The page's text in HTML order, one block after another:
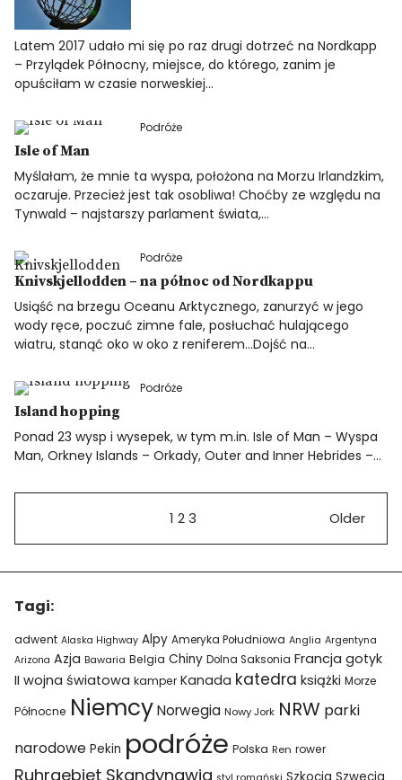
Latem 2017 udało mi się po raz drugi dotrzeć na Nordkapp
– Przylądek Północny, miejsce, do którego, zanim je
opuściłam w czasie norweskiej…
Podróże
Isle of Man
Myślałam, że mnie ta wyspa, położona na Morzu Irlandzkim,
oczaruje. Przecież jest tak osobliwa! Choćby ze względu na
Tynwald – najstarszy parlament świata,…
Podróże
Knivskjellodden – na północ od Nordkappu
Usiąść na brzegu Oceanu Arktycznego, zanurzyć w jego
wody ręce, poczuć zimne fale, posłuchać hulającego
wiatru, stanąć oko w oko z reniferem…Dojść na…
Podróże
Island hopping
Ponad 23 wysp i wysepek, w tym m.in. Isle of Man – Wyspa
Man, Orkney Islands – Orkady, Outer and Inner Hebrides –…
1 23 Older
Tagi:
adwent Alaska Highway Alpy Ameryka Południowa Anglia Argentyna
Arizona Azja Bawaria Belgia Chiny Dolna Saksonia Francja gotyk
II wojna światowa kamper Kanada katedra książki Morze
Północne Niemcy Norwegia Nowy Jork NRW parki
narodowe Pekin podróże Polska Ren rower
Ruhrgebiet Skandynawia